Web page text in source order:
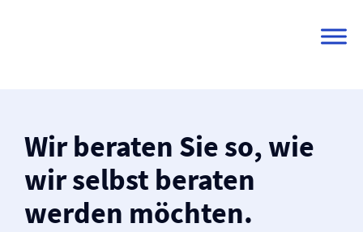
Wir beraten Sie so, wie
wir selbst beraten
werden möchten.